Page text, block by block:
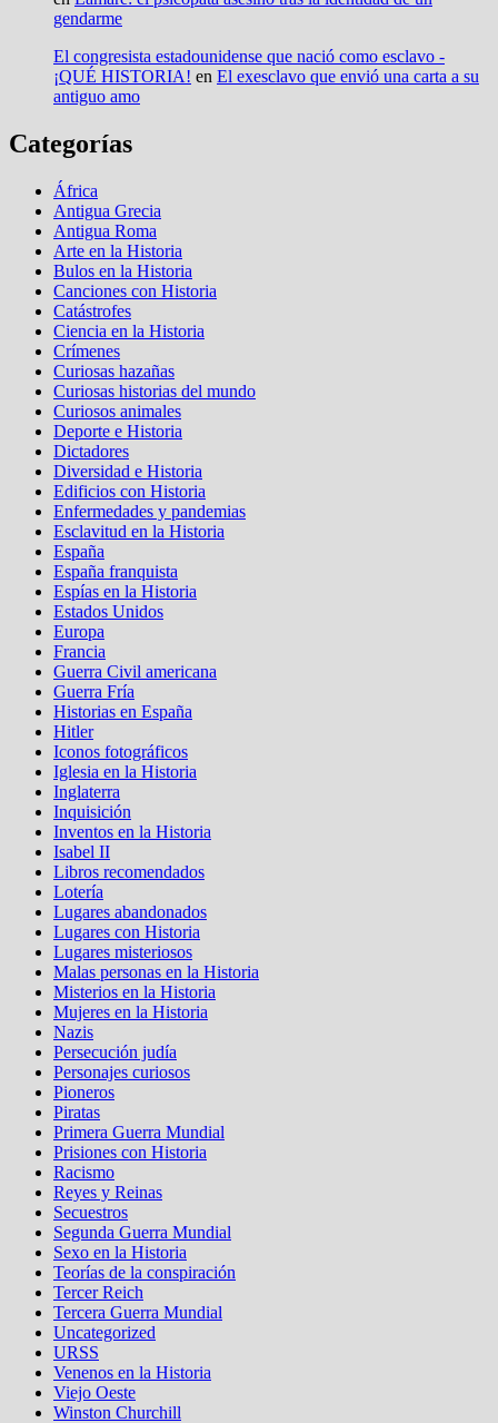
gendarme
El congresista estadounidense que nació como esclavo -
¡QUÉ HISTORIA! en El exesclavo que envió una carta a su
antiguo amo
Categorías
África
Antigua Grecia
Antigua Roma
Arte en la Historia
Bulos en la Historia
Canciones con Historia
Catástrofes
Ciencia en la Historia
Crímenes
Curiosas hazañas
Curiosas historias del mundo
Curiosos animales
Deporte e Historia
Dictadores
Diversidad e Historia
Edificios con Historia
Enfermedades y pandemias
Esclavitud en la Historia
España
España franquista
Espías en la Historia
Estados Unidos
Europa
Francia
Guerra Civil americana
Guerra Fría
Historias en España
Hitler
Iconos fotográficos
Iglesia en la Historia
Inglaterra
Inquisición
Inventos en la Historia
Isabel II
Libros recomendados
Lotería
Lugares abandonados
Lugares con Historia
Lugares misteriosos
Malas personas en la Historia
Misterios en la Historia
Mujeres en la Historia
Nazis
Persecución judía
Personajes curiosos
Pioneros
Piratas
Primera Guerra Mundial
Prisiones con Historia
Racismo
Reyes y Reinas
Secuestros
Segunda Guerra Mundial
Sexo en la Historia
Teorías de la conspiración
Tercer Reich
Tercera Guerra Mundial
Uncategorized
URSS
Venenos en la Historia
Viejo Oeste
Winston Churchill